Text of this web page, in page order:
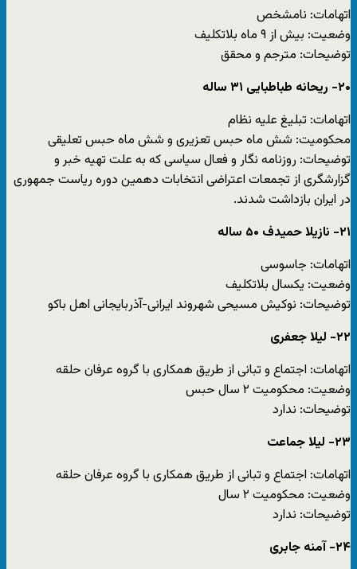
اتهامات: نامشخص
وضعیت: بیش از ۹ ماه بلاتکلیف
توضیحات: مترجم و محقق
۲۰- ریحانه طباطبایی ۳۱ ساله
اتهامات: تبلیغ علیه نظام
محکومیت: شش ماه حبس تعزیری و شش ماه حبس تعلیقی
توضیحات: روزنامه نگار و فعال سیاسی که به علت تهیه خبر و
گزارشگری از تجمعات اعتراضی انتخابات دهمین دوره ریاست جمهوری
در ایران بازداشت شدند.
۲۱- نازیلا حمیدف ۵۰ ساله
اتهامات: جاسوسی
وضعیت: یکسال بلاتکلیف
توضیحات: نوکیش مسیحی شهروند ایرانی-آذربایجانی اهل باکو
۲۲- لیلا جعفری
اتهامات: اجتماع و تبانی از طریق همکاری با گروه عرفان حلقه
وضعیت: محکومیت ۲ سال حبس
توضیحات: ندارد
۲۳- لیلا جماعت
اتهامات: اجتماع و تبانی از طریق همکاری با گروه عرفان حلقه
وضعیت: محکومیت ۲ سال
توضیحات: ندارد
۲۴- آمنه جابری